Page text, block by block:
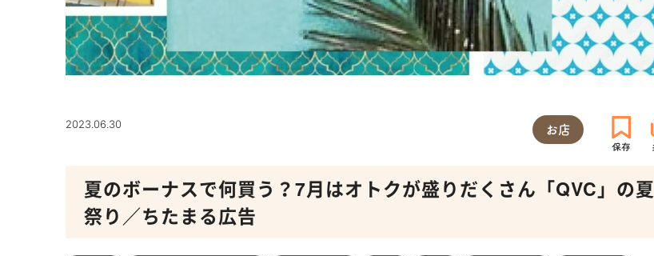
2023.06.30 お店
夏のボーナスで何買う？7月はオトクが盛りだくさん「QVC」の夏
祭り／ちたまる広告